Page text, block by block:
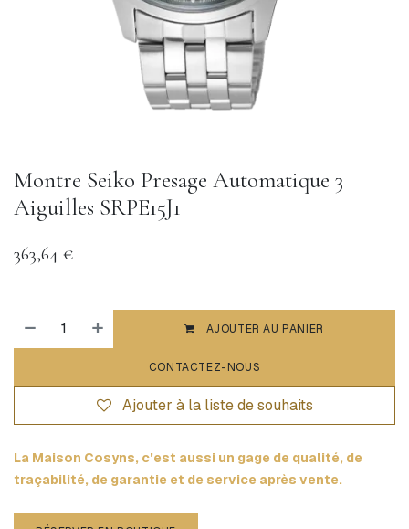
Montre Seiko Presage Automatique 3
Aiguilles SRPE15J1
363,64 €
AJOUTER AU PANIER
CONTACTEZ-NOUS
Ajouter à la liste de souhaits
La Maison Cosyns, c'est aussi un gage de qualité, de
traçabilité, de garantie et de service après vente.